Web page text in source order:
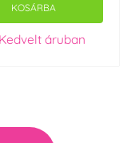
KOSÁRBA
Kedvelt áruban